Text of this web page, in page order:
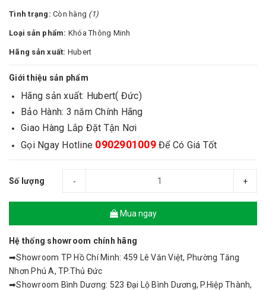
Tình trạng: Còn hàng (1)
Loại sản phẩm: Khóa Thông Minh
Hãng sản xuất: Hubert
Giới thiệu sản phẩm
Hãng sản xuất: Hubert( Đức)
Bảo Hành: 3 năm Chính Hãng
Giao Hàng Lắp Đặt Tận Nơi
Gọi Ngay Hotline 0902901009 Để Có Giá Tốt
Số lượng - +
Mua ngay
Hệ thống showroom chính hãng
➡Showroom TP Hồ Chí Minh: 459 Lê Văn Việt, Phường Tăng
Nhơn Phú A, TP.Thủ Đức
➡Showroom Bình Dương: 523 Đại Lộ Bình Dương, P.Hiệp Thành,